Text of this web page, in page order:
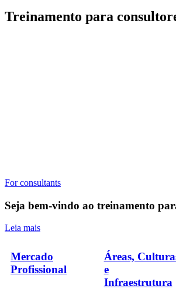
Treinamento para
For consultants
Seja bem-vindo ao treinamento
Leia mais
Mercado
Profissional
Áreas,
e
Infraestrutura